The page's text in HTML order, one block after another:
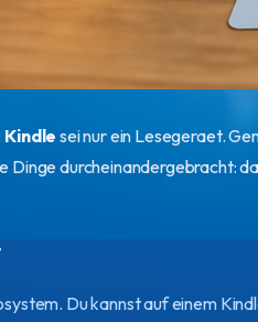
Kindle sei nur ein Lesegeraet.
Dinge durcheinandergebracht:
Du kannst auf einem